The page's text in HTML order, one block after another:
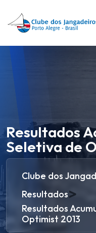
Resultados
Seletiva de
Clube dos
Resultados>
Resultados
Optimist 2013